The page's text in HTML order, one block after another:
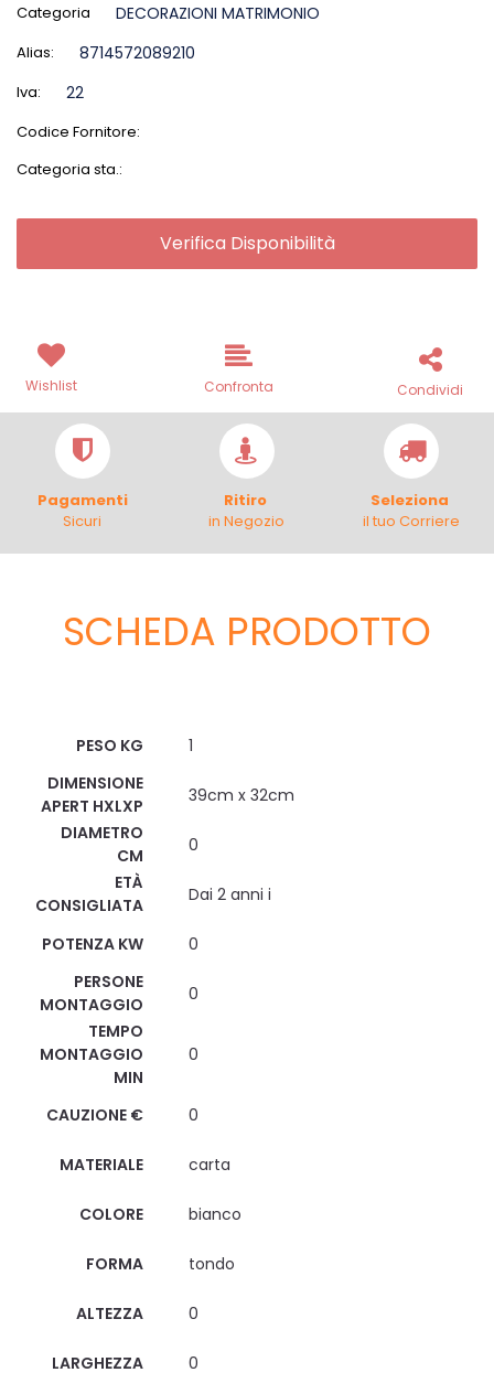
Categoria DECORAZIONI MATRIMONIO
Alias: 8714572089210
Iva: 22
Codice Fornitore:
Categoria sta.:
Verifica Disponibilità
Wishlist Confronta Condividi
Pagamenti
Sicuri
Ritiro
in Negozio
Seleziona
il tuo Corriere
SCHEDA PRODOTTO
PESO KG
1
DIMENSIONE
APERT HXLXP
39cm x 32cm
DIAMETRO
CM
0
ETÀ
CONSIGLIATA
Dai 2 anni i
POTENZA KW
0
PERSONE
MONTAGGIO
0
TEMPO
MONTAGGIO
MIN
0
CAUZIONE € 0
MATERIALE carta
COLORE bianco
FORMA tondo
ALTEZZA 0
LARGHEZZA 0